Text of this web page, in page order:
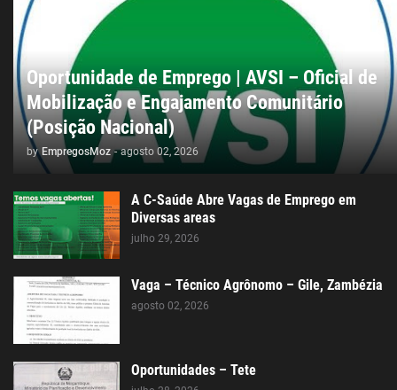
Oportunidade de Emprego | AVSI – Oficial de
Mobilização e Engajamento Comunitário
(Posição Nacional)
by EmpregosMoz - agosto 02, 2026
A C-Saúde Abre Vagas de Emprego em
Diversas areas
julho 29, 2026
Vaga – Técnico Agrônomo – Gile, Zambézia
agosto 02, 2026
Oportunidades – Tete